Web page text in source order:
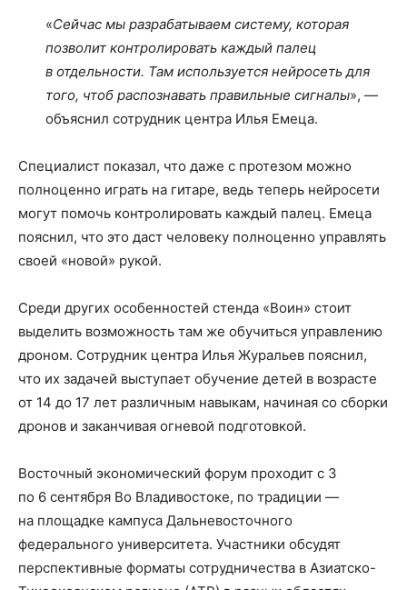
«Сейчас мы разрабатываем систему, которая
позволит контролировать каждый палец
в отдельности. Там используется нейросеть для
того, чтоб распознавать правильные сигналы», —
объяснил сотрудник центра Илья Емеца.
Специалист показал, что даже с протезом можно
полноценно играть на гитаре, ведь теперь нейросети
могут помочь контролировать каждый палец. Емеца
пояснил, что это даст человеку полноценно управлять
своей «новой» рукой.
Среди других особенностей стенда «Воин» стоит
выделить возможность там же обучиться управлению
дроном. Сотрудник центра Илья Журальев пояснил,
что их задачей выступает обучение детей в возрасте
от 14 до 17 лет различным навыкам, начиная со сборки
дронов и заканчивая огневой подготовкой.
Восточный экономический форум проходит с 3
по 6 сентября Во Владивостоке, по традиции —
на площадке кампуса Дальневосточного
федерального университета. Участники обсудят
перспективные форматы сотрудничества в Азиатско-